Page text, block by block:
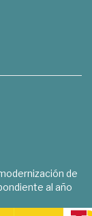
de
al año